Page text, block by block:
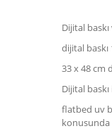
Dijital
dijital
33 x 48 cm
Dijital
flatbed uv
konusunda